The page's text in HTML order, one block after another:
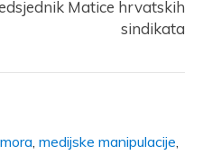
Matice hrvatskih
sindikata
medijske manipulacije